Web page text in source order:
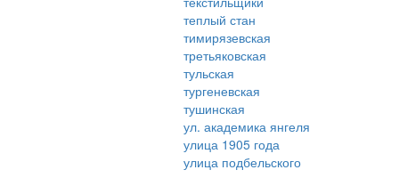
теплый стан
тимирязевская
третьяковская
тульская
тургеневская
тушинская
ул. академика янгеля
улица 1905 года
улица подбельского